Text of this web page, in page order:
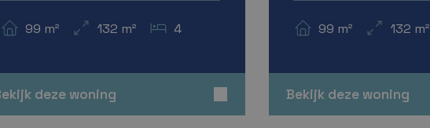
99 m² 132 m² 4
deze woning
99 m² 132 m²
Bekijk deze woning
A+++